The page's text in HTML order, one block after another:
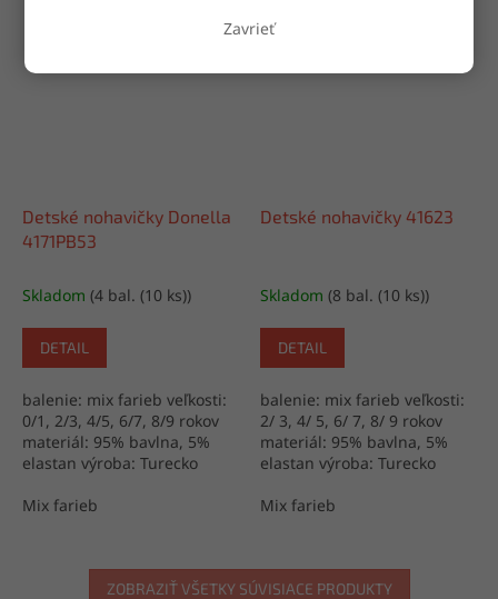
Zavrieť
Detské nohavičky Donella
4171PB53
Skladom (4 bal. (10 ks))
DETAIL
balenie: mix farieb veľkosti:
0/1, 2/3, 4/5, 6/7, 8/9 rokov
materiál: 95% bavlna, 5%
elastan výroba: Turecko
Mix farieb
Detské nohavičky 41623
Skladom (8 bal. (10 ks))
DETAIL
balenie: mix farieb veľkosti:
2/ 3, 4/ 5, 6/ 7, 8/ 9 rokov
materiál: 95% bavlna, 5%
elastan výroba: Turecko
Mix farieb
ZOBRAZIŤ VŠETKY SÚVISIACE PRODUKTY